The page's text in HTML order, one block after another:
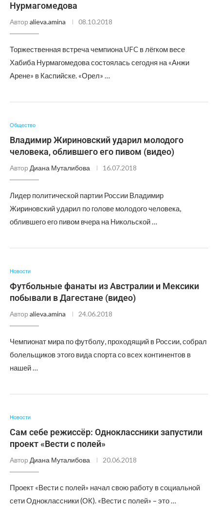
Нурмагомедова
Автор alieva.amina 08.10.2018
Торжественная встреча чемпиона UFC в лёгком весе
Хабиба Нурмагомедова состоялась сегодня на «Анжи
Арене» в Каспийске. «Орел» …
Общество
Владимир Жириновский ударил молодого
человека, облившего его пивом (видео)
Автор Диана Муталибова 16.07.2018
Лидер политической партии России Владимир
Жириновский ударил по голове молодого человека,
облившего его пивом вчера на Никольской …
Новости
Футбольные фанаты из Австралии и Мексики
побывали в Дагестане (видео)
Автор alieva.amina 24.06.2018
Чемпионат мира по футболу, проходящий в России, собрал
болельщиков этого вида спорта со всех континентов в
нашей …
Новости
Сам себе режиссёр: Одноклассники запустили
проект «Вести с полей»
Автор Диана Муталибова 20.06.2018
Проект «Вести с полей» начал свою работу в социальной
сети Одноклассники (ОК). «Вести с полей» – это …